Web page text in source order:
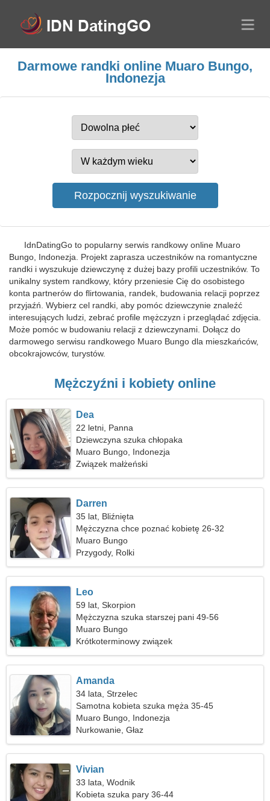
Darmowe randki online Muaro Bungo,
Indonezja
IdnDatingGo to popularny serwis randkowy online Muaro
Bungo, Indonezja. Projekt zaprasza uczestników na romantyczne
randki i wyszukuje dziewczynę z dużej bazy profili uczestników. To
unikalny system randkowy, który przeniesie Cię do osobistego
konta partnerów do flirtowania, randek, budowania relacji poprzez
przyjaźń. Wybierz cel randki, aby pomóc dziewczynie znaleźć
interesujących ludzi, zebrać profile mężczyzn i przeglądać zdjęcia.
Może pomóc w budowaniu relacji z dziewczynami. Dołącz do
darmowego serwisu randkowego Muaro Bungo dla mieszkańców,
obcokrajowców, turystów.
Mężczyźni i kobiety online
Dea
22 letni, Panna
Dziewczyna szuka chłopaka
Muaro Bungo, Indonezja
Związek małżeński
Darren
35 lat, Bliźnięta
Mężczyzna chce poznać kobietę 26-32
Muaro Bungo
Przygody, Rolki
Leo
59 lat, Skorpion
Mężczyzna szuka starszej pani 49-56
Muaro Bungo
Krótkoterminowy związek
Amanda
34 lata, Strzelec
Samotna kobieta szuka męża 35-45
Muaro Bungo, Indonezja
Nurkowanie, Głaz
Vivian
33 lata, Wodnik
Kobieta szuka pary 36-44